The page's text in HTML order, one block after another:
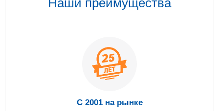
Наши преимущества
С 2001 на рынке